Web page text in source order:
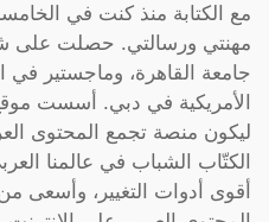
مع الكتابة منذ كنت في
مهنتي ورسالتي. حصلت على
جامعة القاهرة، وماجستير في
الأمريكية في دبي. أسست
ليكون منصة تجمع المحتوى
الكتّاب الشباب في عالمنا
أقوى أدوات التغيير، وأسعى